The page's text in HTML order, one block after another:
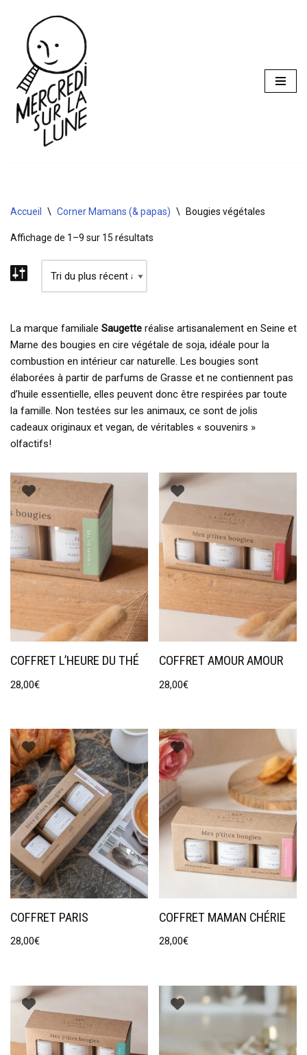
Aller
contenu
Accueil \ Corner Mamans (& papas) \ Bougies végétales
Affichage de 1–9 sur 15 résultats
La marque familiale Saugette réalise artisanalement en Seine et
Marne des bougies en cire végétale de soja, idéale pour la
combustion en intérieur car naturelle. Les bougies sont
élaborées à partir de parfums de Grasse et ne contiennent pas
d’huile essentielle, elles peuvent donc être respirées par toute
la famille. Non testées sur les animaux, ce sont de jolis
cadeaux originaux et vegan, de véritables « souvenirs »
olfactifs!
COFFRET L’HEURE DU THÉ
28,00€
COFFRET AMOUR AMOUR
28,00€
COFFRET PARIS
28,00€
COFFRET MAMAN CHÉRIE
28,00€